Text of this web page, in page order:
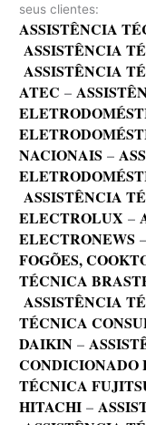
seus clientes:
ASSISTÊNCIA
ASSISTÊNCIA
ASSISTÊNCIA
ATEC –
NACIONAIS –
ASSISTÊNCIA
ELECTROLUX –
ELECTRONEWS
FOGÕES,
TÉCNICA
ASSISTÊNCIA
TÉCNICA
DAIKIN –
CONDICIONADO
TÉCNICA
HITACHI –